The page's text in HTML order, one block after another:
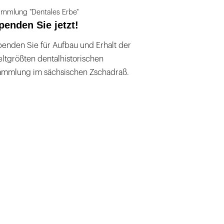
"Dentales Erbe"
Sie jetzt!
Sie für Aufbau und Erhalt der
dentalhistorischen
im sächsischen Zschadraß.